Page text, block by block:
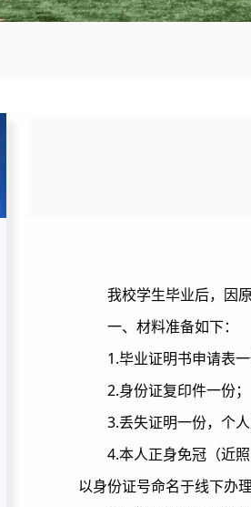
我校学生毕业后，因
一、材料准备如下：
1.毕业证明书申请表一
2.身份证复印件一份；
3.丢失证明一份，个
4.本人正身免冠（近
以身份证号命名于线下办